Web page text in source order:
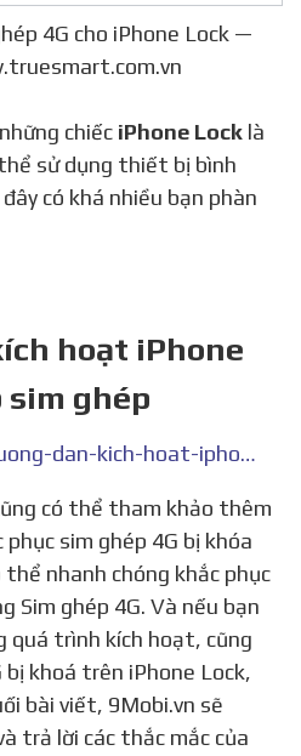
4G cho iPhone Lock —
những chiếc iPhone Lock là
sử dụng thiết bị bình
có khá nhiều bạn phàn
hoạt iPhone
sim ghép
https://9mobi.vn/huong-dan-kich-hoat-iphone-lock-nang-cap-sim-ghep-22693n.aspx
sim ghép 4G bị khóa
nhanh chóng khắc phục
Sim ghép 4G. Và nếu bạn
quá trình kích hoạt, cũng
bị khoá trên iPhone Lock,
bài viết, 9Mobi.vn sẽ
trả lời các thắc mắc của